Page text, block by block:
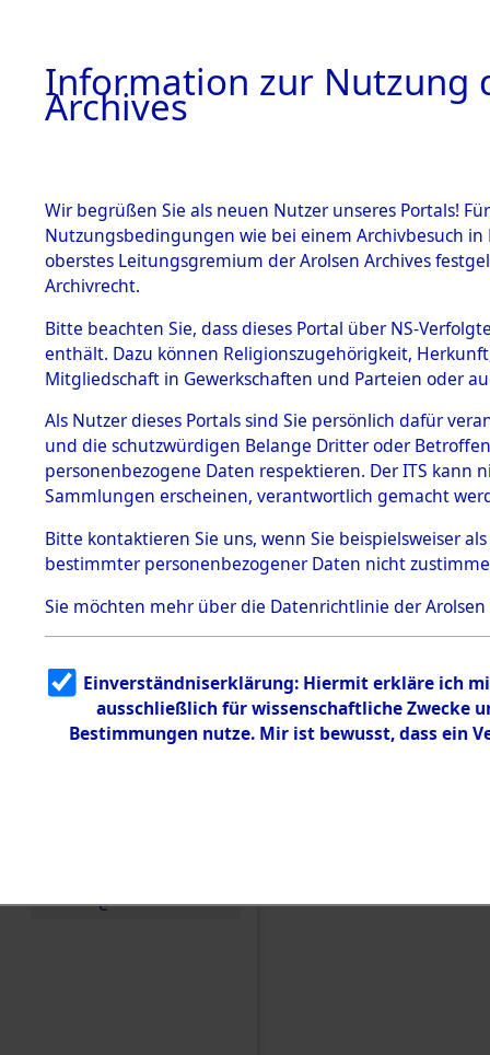
BESTÄNDE
1.
mente
5. Verschiedenes
5.3
Todesmärsche
5.3.1 Alliierte
Erhebungen
zu
Todesmärsch
en
5.3.2
g
5.3.3
Todesmärsch
e
von
Toter aus
Ort ihrer
0001
Information zur Nutzung
Archives
Wir begrüßen Sie als neuen Nutzer unseres Portals!
Nutzungsbedingungen wie bei einem Archivbesuch
oberstes Leitungsgremium der Arolsen Archives
Archivrecht.
Bitte beachten Sie, dass dieses Portal über NS-
enthält. Dazu können Religionszugehörigkeit,
Mitgliedschaft in Gewerkschaften und Parteien oder
Als Nutzer dieses Portals sind Sie persönlich dafür
und die schutzwürdigen Belange Dritter oder
personenbezogene Daten respektieren. Der ITS
Sammlungen erscheinen, verantwortlich gemacht
Bitte kontaktieren Sie uns, wenn Sie beispielsweiser
bestimmter personenbezogener Daten nicht
Sie möchten mehr über die Datenrichtlinie der Arolsen
Einverständniserklärung: Hiermit erkläre ich
ausschließlich für wissenschaftliche Zwecke
Bestimmungen nutze. Mir ist bewusst, dass ein